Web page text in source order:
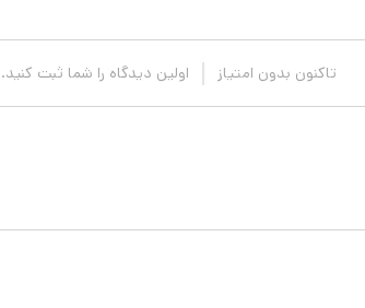
تاکنون بدون امتیاز اولین دیدگاه را شما ثبت کنید.